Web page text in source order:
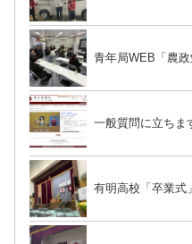
青年局WEB「農政
一般質問に立ちま
有明高校「卒業式」